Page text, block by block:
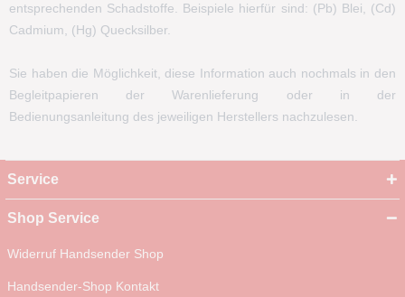
entsprechenden Schadstoffe. Beispiele hierfür sind: (Pb) Blei, (Cd)
Cadmium, (Hg) Quecksilber.
Sie haben die Möglichkeit, diese Information auch nochmals in den
Begleitpapieren der Warenlieferung oder in der
Bedienungsanleitung des jeweiligen Herstellers nachzulesen.
Service
Shop Service
Widerruf Handsender Shop
Handsender-Shop Kontakt